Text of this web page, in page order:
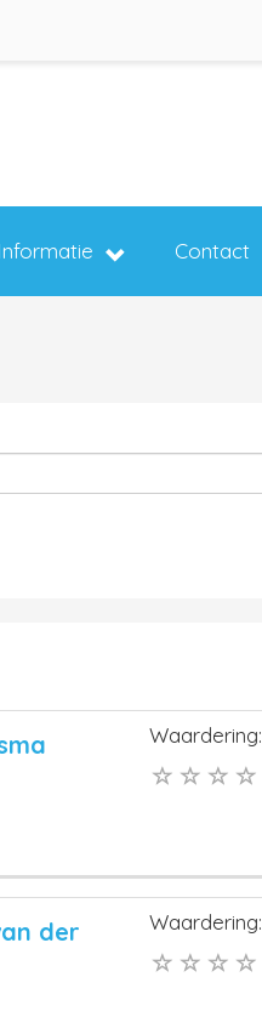
Informatie Contact
Waardering:
der
Waardering: